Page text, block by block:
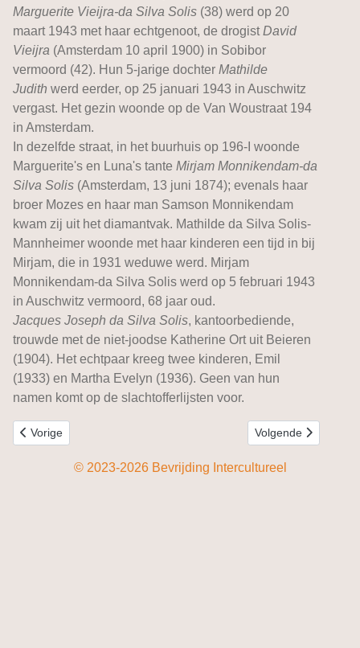
Marguerite Vieijra-da Silva Solis (38) werd op 20
maart 1943 met haar echtgenoot, de drogistDavid
Vieijra (Amsterdam 10 april 1900) in Sobibor
vermoord (42). Hun 5-jarige dochter Mathilde
Judith werd eerder, op 25 januari 1943 in Auschwitz
vergast. Het gezin woonde op de Van Woustraat 194
in Amsterdam.
In dezelfde straat, in het buurhuis op 196-I woonde
Marguerite's en Luna's tante Mirjam Monnikendam-da
Silva Solis (Amsterdam, 13 juni 1874); evenals haar
broer Mozes en haar man Samson Monnikendam
kwam zij uit het diamantvak. Mathilde da Silva Solis-
Mannheimer woonde met haar kinderen een tijd in bij
Mirjam, die in 1931 weduwe werd. Mirjam
Monnikendam-da Silva Solis werd op 5 februari 1943
in Auschwitz vermoord, 68 jaar oud.
Jacques Joseph da Silva Solis, kantoorbediende,
trouwde met de niet-joodse Katherine Ort uit Beieren
(1904). Het echtpaar kreeg twee kinderen, Emil
(1933) en Martha Evelyn (1936). Geen van hun
namen komt op de slachtofferlijsten voor.
Vorig artikel: Marokkaanse soldaten in Zeeland
Vorige Volgende artikel:
Volgende
© 2023-2026 Bevrijding Intercultureel